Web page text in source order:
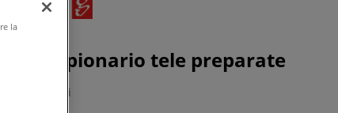
- Campionario tele preparate
0 recensioni
la